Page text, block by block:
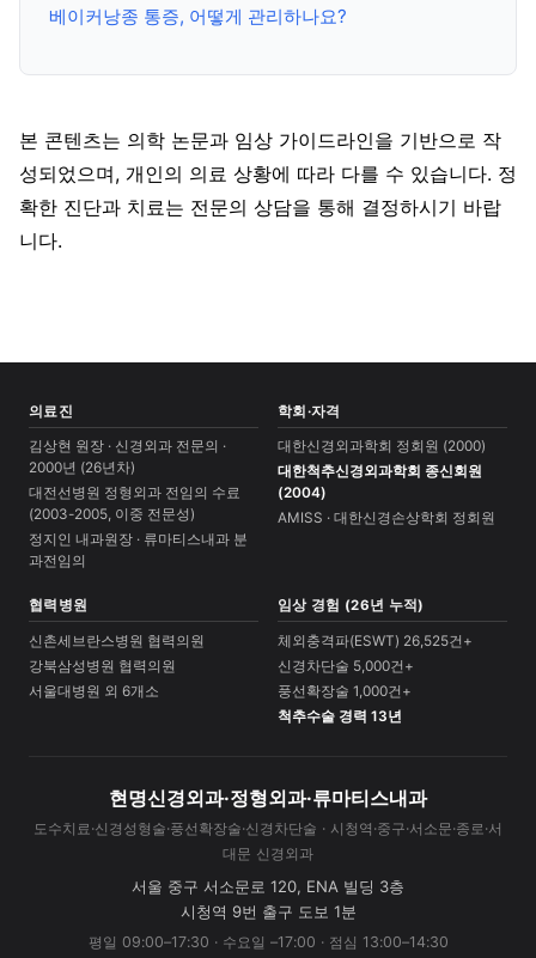
베이커낭종 통증, 어떻게 관리하나요?
본 콘텐츠는 의학 논문과 임상 가이드라인을 기반으로 작
성되었으며, 개인의 의료 상황에 따라 다를 수 있습니다. 정
확한 진단과 치료는 전문의 상담을 통해 결정하시기 바랍
니다.
의료진
김상현 원장 · 신경외과 전문의 ·
2000년 (26년차)
대전선병원 정형외과 전임의 수료
(2003-2005, 이중 전문성)
정지인 내과원장 · 류마티스내과 분
과전임의
학회·자격
대한신경외과학회 정회원 (2000)
대한척추신경외과학회 종신회원
(2004)
AMISS · 대한신경손상학회 정회원
협력병원
신촌세브란스병원 협력의원
강북삼성병원 협력의원
서울대병원 외 6개소
임상 경험 (26년 누적)
체외충격파(ESWT) 26,525건+
신경차단술 5,000건+
풍선확장술 1,000건+
척추수술 경력 13년
현명신경외과·정형외과·류마티스내과
도수치료·신경성형술·풍선확장술·신경차단술 · 시청역·중구·서소문·종로·서
대문 신경외과
서울 중구 서소문로 120, ENA 빌딩 3층
시청역 9번 출구 도보 1분
평일 09:00–17:30 · 수요일 –17:00 · 점심 13:00–14:30